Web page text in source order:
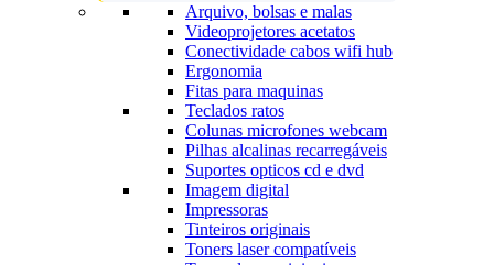
Arquivo, bolsas e malas
Videoprojetores acetatos
Conectividade cabos wifi hub
Ergonomia
Fitas para maquinas
Teclados ratos
Colunas microfones webcam
Pilhas alcalinas recarregáveis
Suportes opticos cd e dvd
Imagem digital
Impressoras
Tinteiros originais
Toners laser compatíveis